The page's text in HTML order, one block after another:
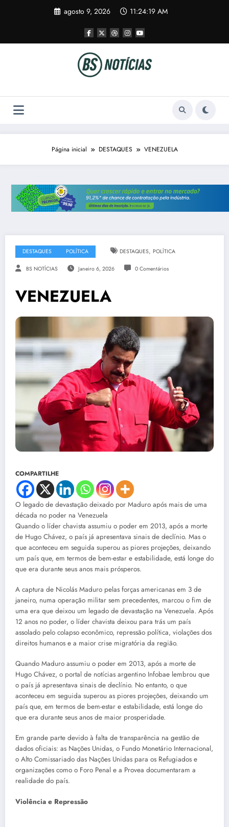
agosto 9, 2026 11:24:20 AM
Página inicial DESTAQUES VENEZUELA
DESTAQUES POLÍTICA DESTAQUES, POLÍTICA
BS NOTÍCIAS Janeiro 6, 2026 0 Comentários
VENEZUELA
COMPARTILHE
O legado de devastação deixado por Maduro após mais de uma
década no poder na Venezuela
Quando o líder chavista assumiu o poder em 2013, após a morte
de Hugo Chávez, o país já apresentava sinais de declínio. Mas o
que aconteceu em seguida superou as piores projeções, deixando
um país que, em termos de bem-estar e estabilidade, está longe do
que era durante seus anos mais prósperos.
A captura de Nicolás Maduro pelas forças americanas em 3 de
janeiro, numa operação militar sem precedentes, marcou o fim de
uma era que deixou um legado de devastação na Venezuela. Após
12 anos no poder, o líder chavista deixou para trás um país
assolado pelo colapso econômico, repressão política, violações dos
direitos humanos e a maior crise migratória da região.
Quando Maduro assumiu o poder em 2013, após a morte de
Hugo Chávez, o portal de notícias argentino Infobae lembrou que
o país já apresentava sinais de declínio. No entanto, o que
aconteceu em seguida superou as piores projeções, deixando um
país que, em termos de bem-estar e estabilidade, está longe do
que era durante seus anos de maior prosperidade.
Em grande parte devido à falta de transparência na gestão de
dados oficiais: as Nações Unidas, o Fundo Monetário Internacional,
o Alto Comissariado das Nações Unidas para os Refugiados e
organizações como o Foro Penal e a Provea documentaram a
realidade do país.
Violência e Repressão